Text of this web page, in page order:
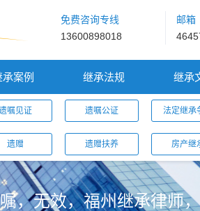
免费咨询专线
13600898018
邮箱
承案例 继承法规 继承
嘱见证 遗嘱公证 法定继承
遗赠 遗赠扶养 房产继
，无效，福州继承律师